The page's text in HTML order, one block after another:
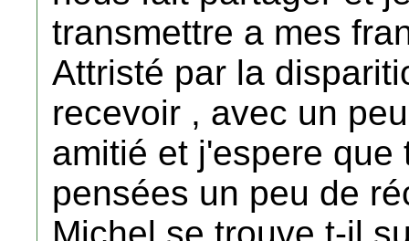
transmettre a mes
Attristé par la
recevoir , avec un
amitié et j'espere
pensées un peu de